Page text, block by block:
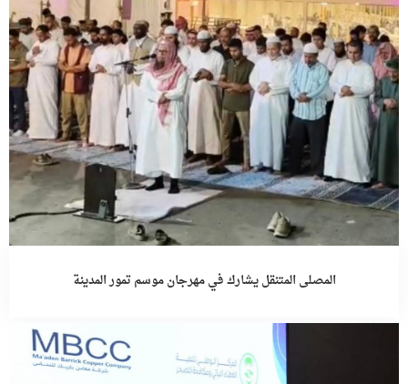
المصلى المتنقل يشارك في مهرجان موسم تمور المدينة